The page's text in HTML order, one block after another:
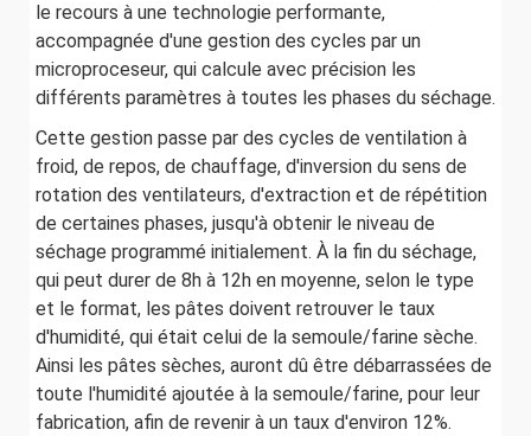
le recours à une technologie performante,
accompagnée d'une gestion des cycles par un
microproceseur, qui calcule avec précision les
différents paramètres à toutes les phases du séchage.
Cette gestion passe par des cycles de ventilation à
froid, de repos, de chauffage, d'inversion du sens de
rotation des ventilateurs, d'extraction et de répétition
de certaines phases, jusqu'à obtenir le niveau de
séchage programmé initialement. À la fin du séchage,
qui peut durer de 8h à 12h en moyenne, selon le type
et le format, les pâtes doivent retrouver le taux
d'humidité, qui était celui de la semoule/farine sèche.
Ainsi les pâtes sèches, auront dû être débarrassées de
toute l'humidité ajoutée à la semoule/farine, pour leur
fabrication, afin de revenir à un taux d'environ 12%.